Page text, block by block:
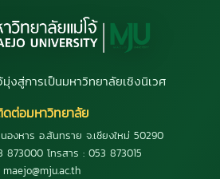
งสู่การเป็นมหาวิทยาลัยเชิงนิเวศ
ต่อมหาวิทยาลัย
งหาร อ.สันทราย จ.เชียงใหม่ 50290
873000 โทรสาร : 053 873015
maejo@mju.ac.th